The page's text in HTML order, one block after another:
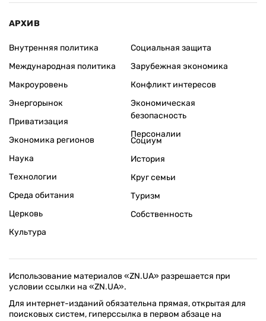
АРХИВ
Внутренняя политика
Международная политика
Макроуровень
Энергорынок
Приватизация
Экономика регионов
Социальная защита
Зарубежная экономика
Конфликт интересов
Экономическая
безопасность
Персоналии
Наука
Технологии
Среда обитания
Церковь
Культура
Социум
История
Круг семьи
Туризм
Собственность
Использование материалов «ZN.UA» разрешается при
условии ссылки на «ZN.UA».
Для интернет-изданий обязательна прямая, открытая для
поисковых систем, гиперссылка в первом абзаце на